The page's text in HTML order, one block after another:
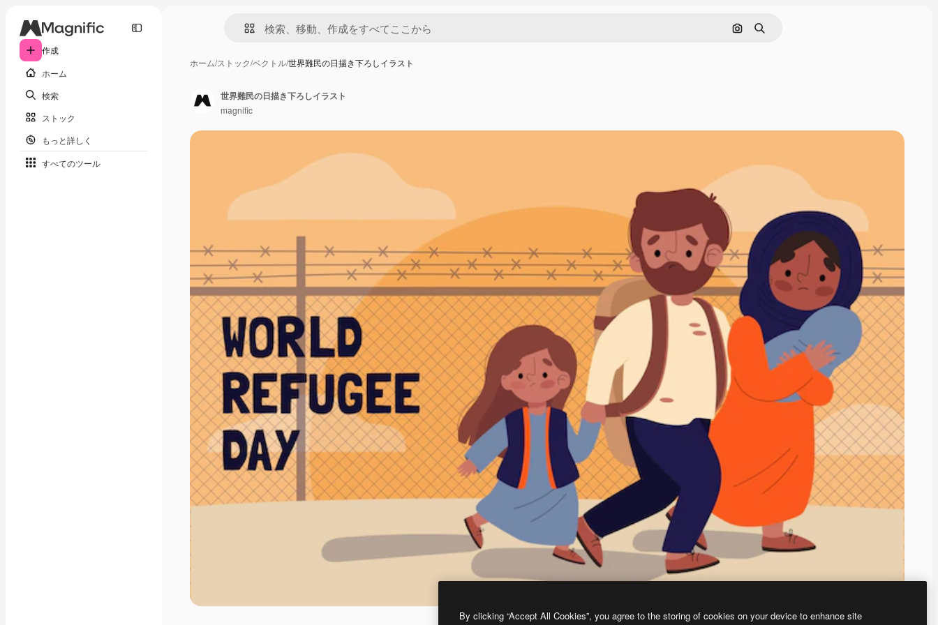
作成
ホーム
検索
ストック
もっと詳しく
すべてのツール
画像で検索
検索
ホーム/ストック/ベクトル/世界難民の日描き下ろしイラスト
世界難民の日描き下ろしイラスト
magnific
By clicking “Accept All Cookies”, you agree to the storing of cookies on your device to enhance site